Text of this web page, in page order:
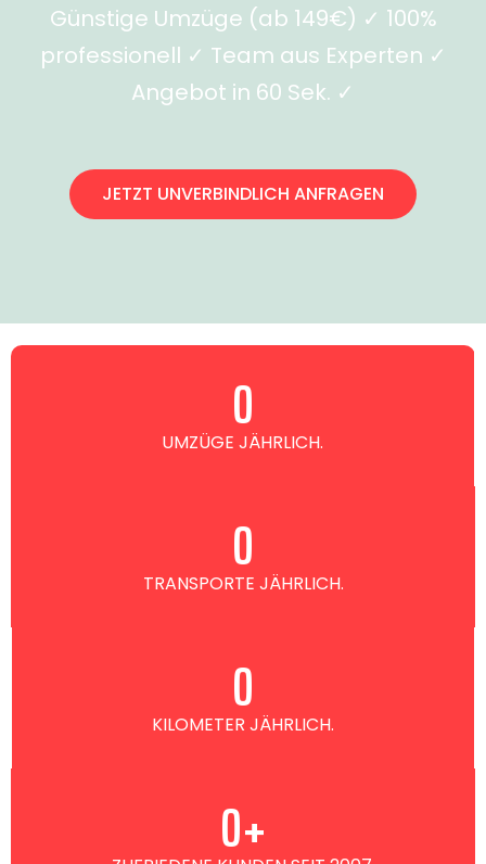
Günstige Umzüge (ab 149€) ✓ 100%
professionell ✓ Team aus Experten ✓
Angebot in 60 Sek. ✓
JETZT UNVERBINDLICH ANFRAGEN
UMZÜGE JÄHRLICH.
0
TRANSPORTE JÄHRLICH.
0
KILOMETER JÄHRLICH.
0
0+